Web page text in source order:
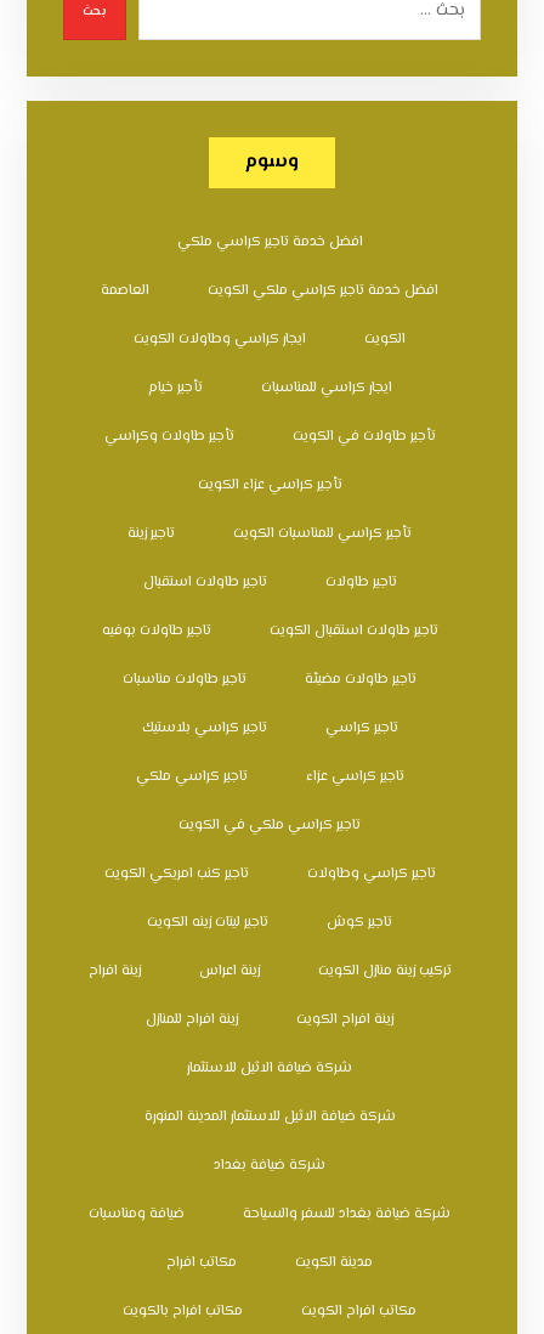
بحث
وسوم
افضل خدمة تاجير كراسي ملكي
افضل خدمة تاجير كراسي ملكي الكويت العاصمة
الكويت ايجار كراسي وطاولات الكويت
ايجار كراسي للمناسبات تأجير خيام
تأجير طاولات في الكويت تأجير طاولات وكراسي
تأجير كراسي عزاء الكويت
تأجير كراسي للمناسبات الكويت تاجير زينة
تاجير طاولات تاجير طاولات استقبال
تاجير طاولات استقبال الكويت تاجير طاولات بوفيه
تاجير طاولات مضيئة تاجير طاولات مناسبات
تاجير كراسي تاجير كراسي بلاستيك
تاجير كراسي عزاء تاجير كراسي ملكي
تاجير كراسي ملكي في الكويت
تاجير كراسي وطاولات تاجير كنب امريكي الكويت
تاجير كوش تاجير ليتات زينه الكويت
تركيب زينة منازل الكويت زينة اعراس زينة افراح
زينة افراح الكويت زينة افراح للمنازل
شركة ضيافة الاثيل للاستثمار
شركة ضيافة الاثيل للاستثمار المدينة المنورة
شركة ضيافة بغداد
شركة ضيافة بغداد للسفر والسياحة ضيافة ومناسبات
مدينة الكويت مكاتب افراح
مكاتب افراح الكويت مكاتب افراح بالكويت